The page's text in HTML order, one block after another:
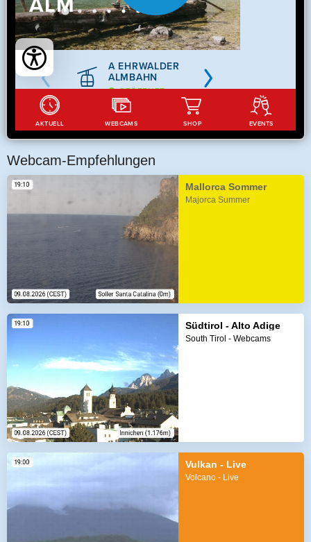
Webcam-Empfehlungen
Mallorca Sommer
Majorca Summer
Südtirol - Alto Adige
South Tirol - Webcams
Vulkan - Live
Volcano - Live